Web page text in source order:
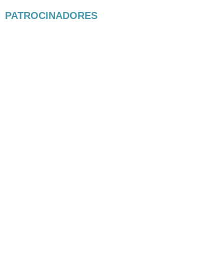
PATROCINADORES